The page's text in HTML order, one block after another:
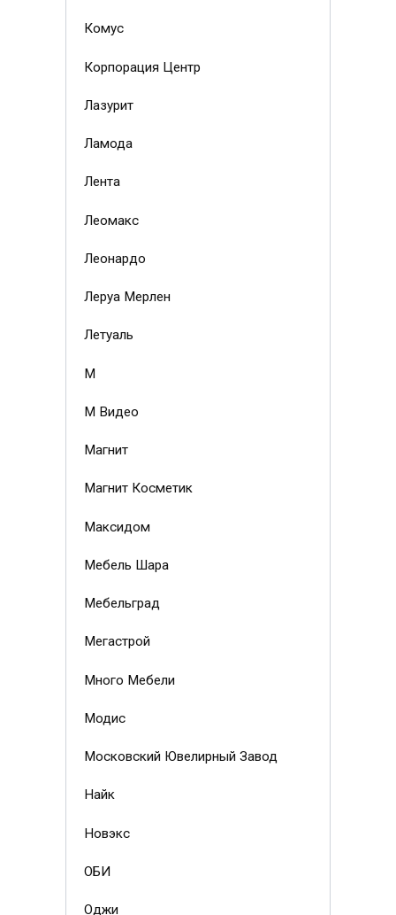
Комус
Корпорация Центр
Лазурит
Ламода
Лента
Леомакс
Леонардо
Леруа Мерлен
Летуаль
М
М Видео
Магнит
Магнит Косметик
Максидом
Мебель Шара
Мебельград
Мегастрой
Много Мебели
Модис
Московский Ювелирный Завод
Найк
Новэкс
ОБИ
Оджи